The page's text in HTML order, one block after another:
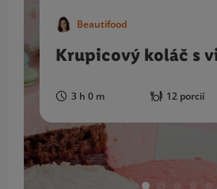
Beautifood
Krupicový koláč s
3 h 0 m 12 porcií